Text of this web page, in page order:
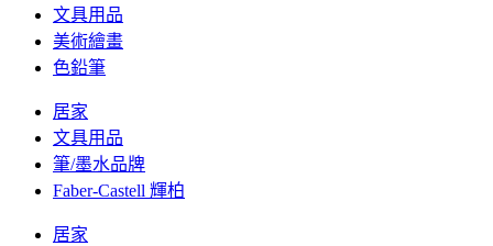
文具用品
美術繪畫
色鉛筆
居家
文具用品
筆/墨水品牌
Faber-Castell 輝柏
居家